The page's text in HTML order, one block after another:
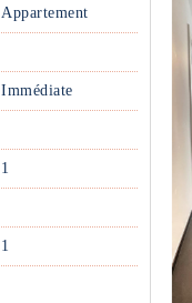
Appartement
Immédiate
1
1